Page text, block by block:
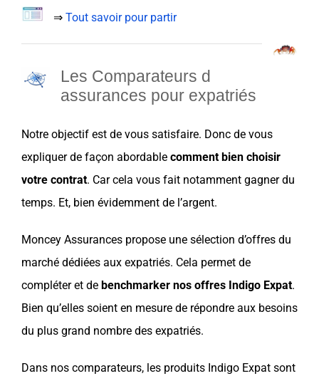
⇒ Tout savoir pour partir
Les Comparateurs d
assurances pour expatriés
Notre objectif est de vous satisfaire. Donc de vous
expliquer de façon abordable comment bien choisir
votre contrat. Car cela vous fait notamment gagner du
temps. Et, bien évidemment de l’argent.
Moncey Assurances propose une sélection d’offres du
marché dédiées aux expatriés. Cela permet de
compléter et de benchmarker nos offres Indigo Expat.
Bien qu’elles soient en mesure de répondre aux besoins
du plus grand nombre des expatriés.
Dans nos comparateurs, les produits Indigo Expat sont